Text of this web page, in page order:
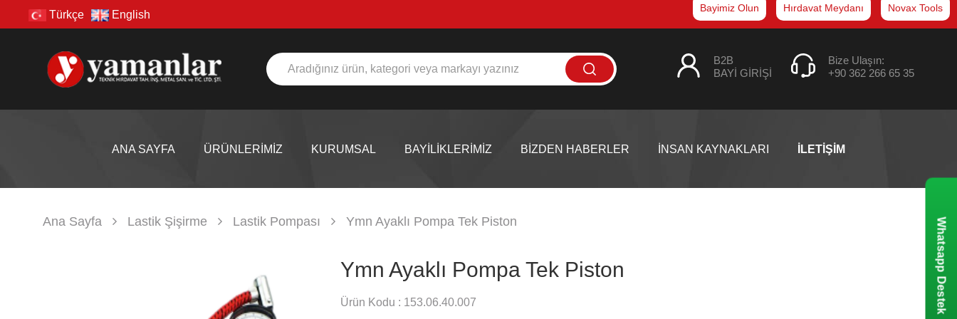
Türkçe English
Bayimiz Olun Hırdavat Meydanı Novax Tools
B2B
BAYİ GİRİŞİ
Bize Ulaşın:
+90 362 266 65 35
ANA SAYFA ÜRÜNLERİMİZ KURUMSAL BAYİLİKLERİMİZ BİZDEN HABERLER İNSAN KAYNAKLARI İLETİŞİM
Ana Sayfa Lastik Şişirme Lastik Pompası Ymn Ayaklı Pompa Tek Piston
Ymn Ayaklı Pompa Tek Piston
Ürün Kodu : 153.06.40.007 Whatsapp Destek